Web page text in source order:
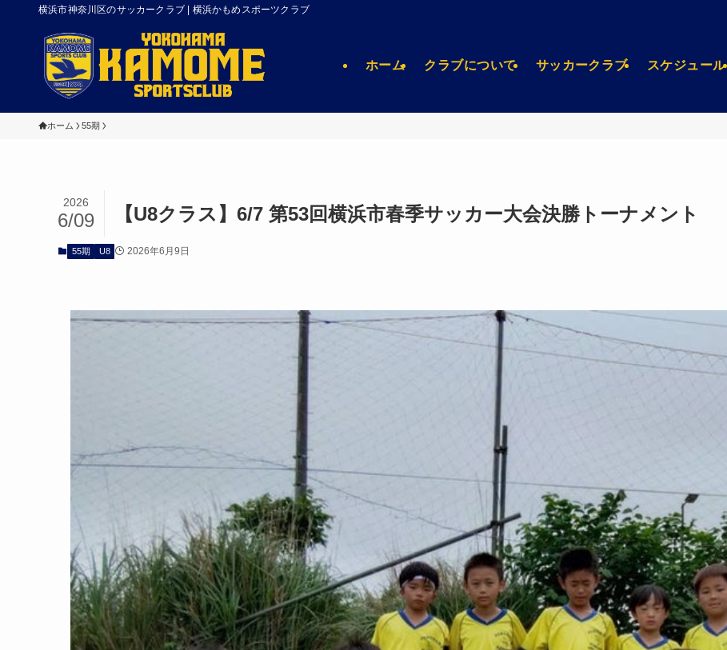
横浜市神奈川区のサッカークラブ | 横浜かもめスポーツクラブ
ホーム クラブについて サッカークラブ スケジュール
ホーム 55期
【U8クラス】6/7 第53回横浜市春季サッカー大会決勝トーナメント
2026
6/09
55期 U8 2026年6月9日